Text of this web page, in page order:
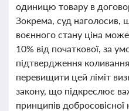
одиницю товару в
Зокрема, суд наголосив,
воєнного стану ціна
10% від початкової, за
підтвердження
перевищити цей ліміт
закону, що підкреслює
принципів добросовісної